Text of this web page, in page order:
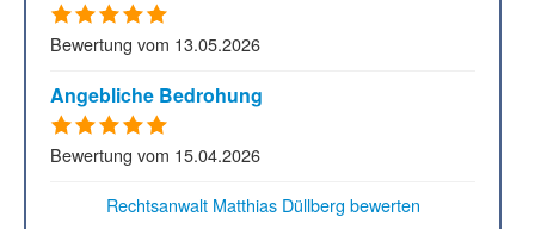
Bewertung vom 13.05.2026
Angebliche Bedrohung
Bewertung vom 15.04.2026
Rechtsanwalt Matthias Düllberg bewerten